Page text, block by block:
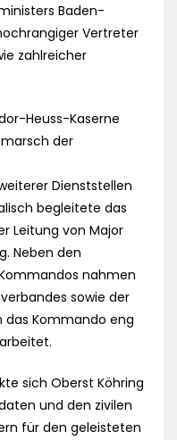
Baden-
Vertreter
zahlreicher
Heuss-Kaserne
der
Dienststellen
begleitete das
Leitung von Major
Neben den
nahmen
sowie der
das Kommando eng
sich Oberst Köhring
und den zivilen
für den geleisteten